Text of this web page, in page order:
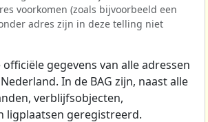
voorkomen (zoals bijvoorbeeld een
adres zijn in deze telling niet
officiële gegevens van alle adressen
In de BAG zijn, naast alle
verblijfsobjecten,
ligplaatsen geregistreerd.